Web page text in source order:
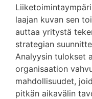
laajan kuvan sen
auttaa yritystä
strategian
Analyysin tulokset
organisaation
mahdollisuudet,
pitkän aikavälin